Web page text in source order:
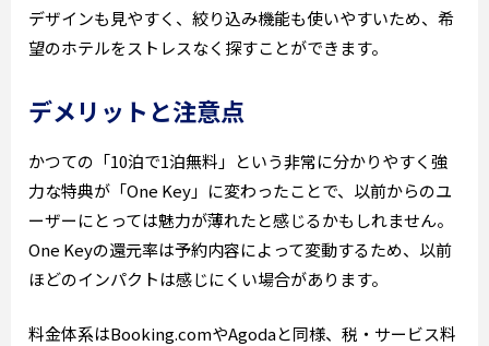
デザインも見やすく、絞り込み機能も使いやすいため、希
望のホテルをストレスなく探すことができます。
デメリットと注意点
かつての「10泊で1泊無料」という非常に分かりやすく強
力な特典が「One Key」に変わったことで、以前からのユ
ーザーにとっては魅力が薄れたと感じるかもしれません。
One Keyの還元率は予約内容によって変動するため、以前
ほどのインパクトは感じにくい場合があります。
料金体系はBooking.comやAgodaと同様、税・サービス料